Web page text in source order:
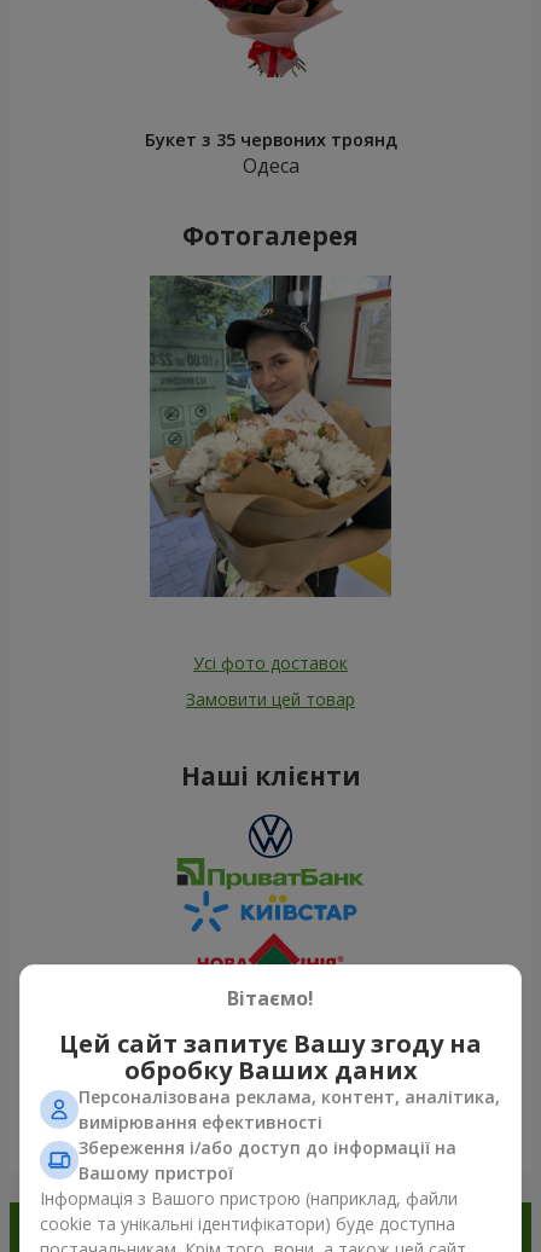
Букет з 35 червоних троянд
Одеса
Фотогалерея
Усі фото доставок
Замовити цей товар
Наші клієнти
Переглянути все
Замовляйте в додатку
Вітаємо!
Цей сайт запитує Вашу згоду на
обробку Ваших даних
Персоналізована реклама, контент, аналітика,
вимірювання ефективності
Збереження і/або доступ до інформації на
Вашому пристрої
Інформація з Вашого пристрою (наприклад, файли
cookie та унікальні ідентифікатори) буде доступна